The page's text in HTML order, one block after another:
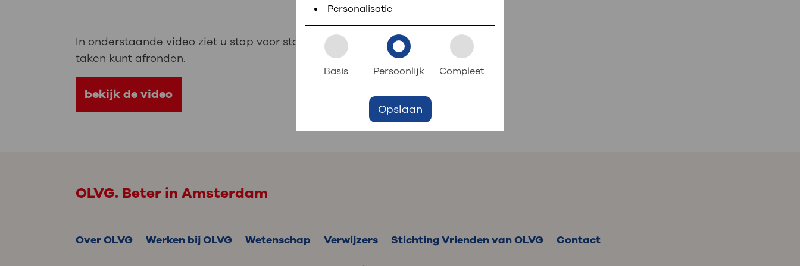
Uw bezoek aan OLVG
steeds verder uit, zodat u zelf meer digitaal kunt regelen. Met MijnOLVG kunnen
Direct naar MijnOLVG
In onderstaande video ziet u stap voor stap uitgelegd hoe u via MijnOLVG
taken kunt afronden.
bekijk de video
OLVG. Beter in Amsterdam
Over OLVG Werken bij OLVG Wetenschap Verwijzers Stichting Vrienden van OLVG Contact
Personalisatie
Basis Persoonlijk Compleet
Opslaan